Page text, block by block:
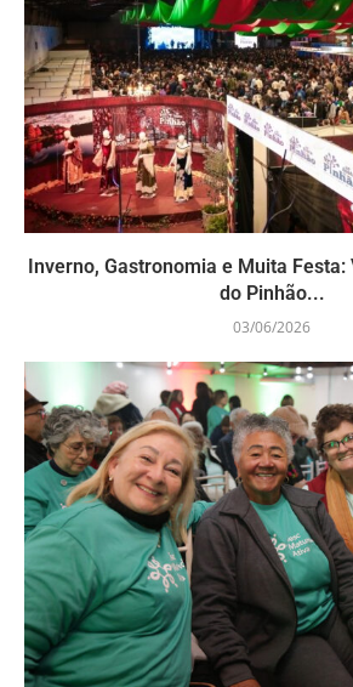
Inverno, Gastronomia e Muita Festa:
do Pinhão...
03/06/2026